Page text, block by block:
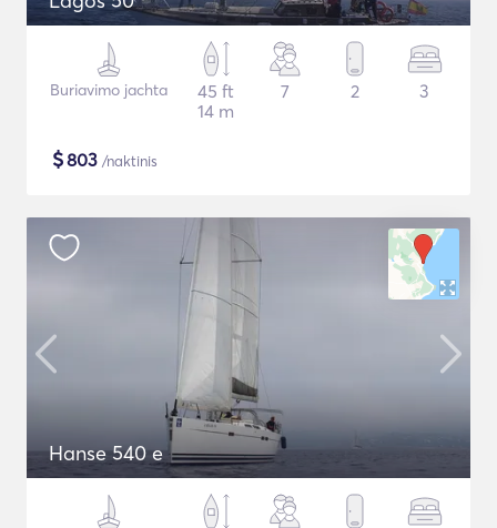
Buriavimo jachta
45 ft
14 m
7 2 3
$803 /naktinis
Hanse 540 e